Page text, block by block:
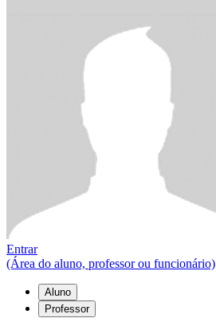
Entrar
(Área do aluno, professor ou funcionário)
Aluno
Professor